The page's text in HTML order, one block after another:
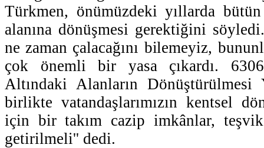
Türkmen, önümüzdeki yıllarda
alanına dönüşmesi gerektiğini
ne zaman çalacağını bilemeyiz,
çok önemli bir yasa çıkardı.
Altındaki Alanların Dönüştürülmesi
birlikte vatandaşlarımızın kentsel
için bir takım cazip imkânlar,
getirilmeli'' dedi.